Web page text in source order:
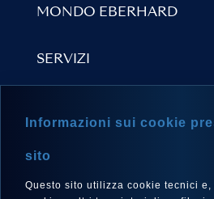
MONDO EBERHARD
SERVIZI
Informazioni sui cookie
sito
Questo sito utilizza cookie tecnici